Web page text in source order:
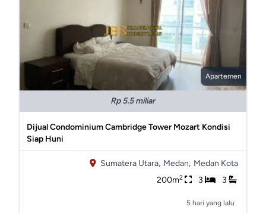
Apartemen
Rp 5.5 miliar
Dijual Condominium Cambridge Tower Mozart Kondisi
Siap Huni
Sumatera Utara, Medan, Medan Kota
200m2 3 3
5 hari yang lalu